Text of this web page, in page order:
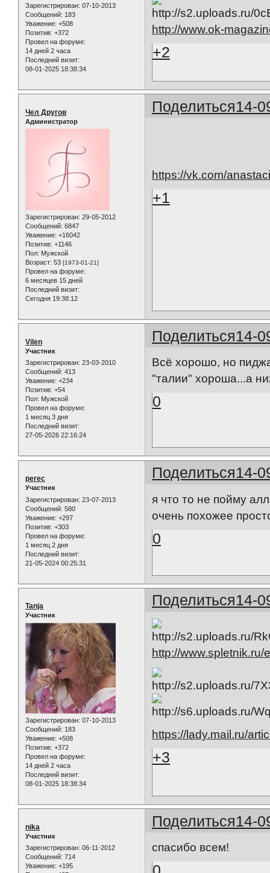
Зарегистрирован: 07-10-2013
Сообщений: 183
Уважение: +508
Позитив: +372
Провел на форуме:
14 дней 2 часа
Последний визит:
08-01-2025 18:38:34
http://www.ok-
+2
Поделиться14-
Чел Другов
Администратор
Зарегистрирован: 29-05-2012
Сообщений: 6847
Уважение: +16042
Позитив: +1146
Пол: Мужской
Возраст: 53 [1973-01-21]
Провел на форуме:
6 месяцев 15 дней
Последний визит:
Сегодня 19:38:12
https://vk.com/
+1
Поделиться14-
Vilen
Участник
Зарегистрирован: 23-03-2010
Сообщений: 413
Уважение: +234
Позитив: +54
Пол: Мужской
Провел на форуме:
1 месяц 3 дня
Последний визит:
27-05-2026 22:16:24
Всё хорошо, но
"талии" хороша...а
0
Поделиться14-
perec
Участник
Зарегистрирован: 23-07-2013
Сообщений: 580
Уважение: +297
Позитив: +303
Провел на форуме:
1 месяц 2 дня
Последний визит:
21-05-2024 00:25:31
я что то не пойму
очень похожее
0
Поделиться14-
Tanja
Участник
Зарегистрирован: 07-10-2013
Сообщений: 183
Уважение: +508
Позитив: +372
Провел на форуме:
14 дней 2 часа
Последний визит:
08-01-2025 18:38:34
http://
https://lady.mail.ru/
+3
Поделиться14-
nika
Участник
Зарегистрирован: 06-11-2012
Сообщений: 714
Уважение: +195
спасибо всем!